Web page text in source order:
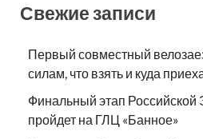
Свежие записи
Первый совместный
силам, что взять и куда
Финальный этап
пройдет на ГЛЦ «Банное»